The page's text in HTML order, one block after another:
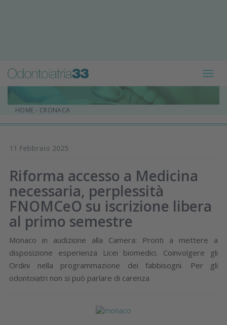
HOME - CRONACA
11 Febbraio 2025
Riforma accesso a Medicina
necessaria, perplessità
FNOMCeO su iscrizione libera
al primo semestre
Monaco in audizione alla Camera: Pronti a mettere a
disposizione esperienza Licei biomedici. Coinvolgere gli
Ordini nella programmazione dei fabbisogni. Per gli
odontoiatri non si può parlare di carenza